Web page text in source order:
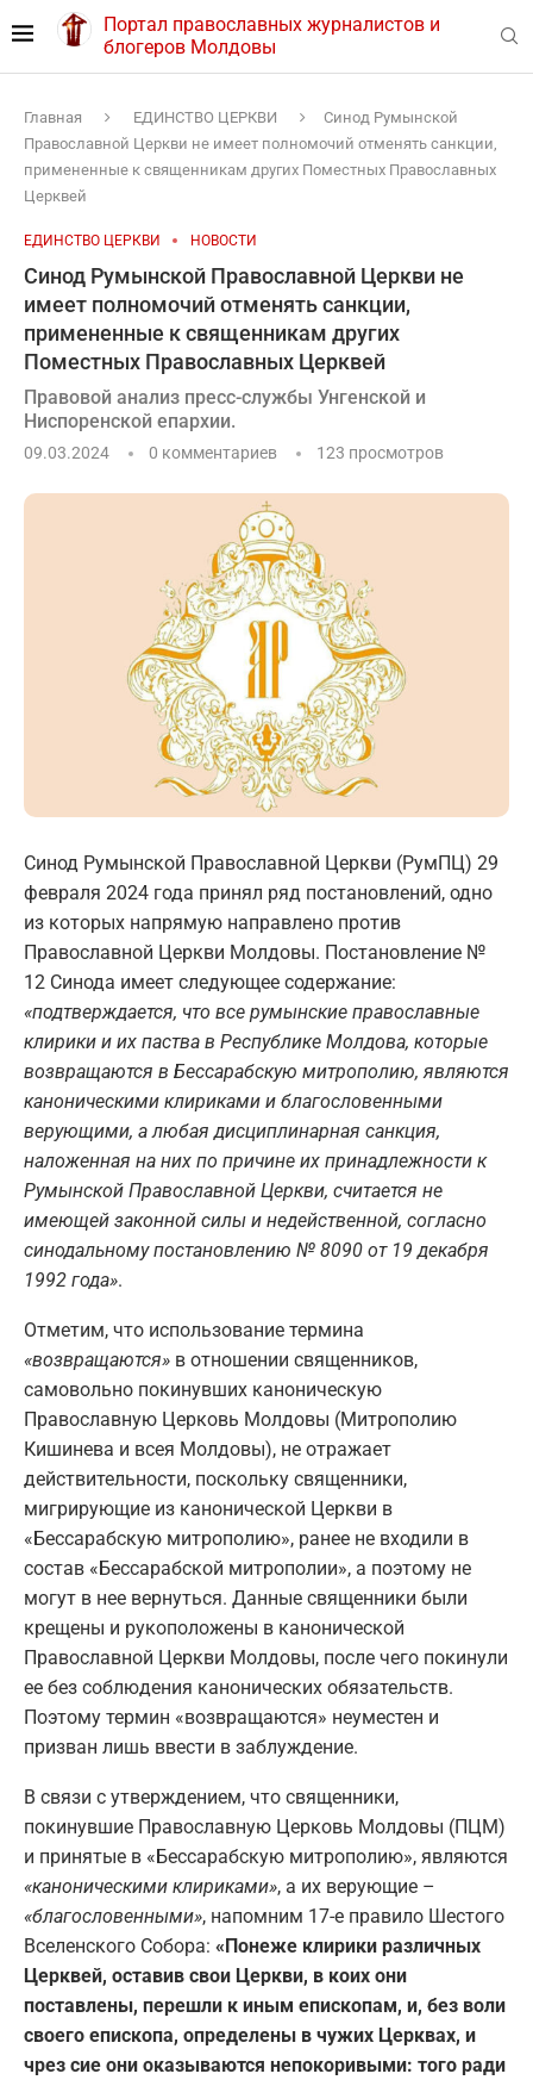
Портал православных журналистов и
блогеров Молдовы
Главная ЕДИНСТВО ЦЕРКВИ
Синод Румынской
Православной Церкви не имеет полномочий отменять санкции,
примененные к священникам других Поместных Православных
Церквей
ЕДИНСТВО ЦЕРКВИ НОВОСТИ
Синод Румынской Православной Церкви не
имеет полномочий отменять санкции,
примененные к священникам других
Поместных Православных Церквей
Правовой анализ пресс-службы Унгенской и
Ниспоренской епархии.
09.03.2024 0 комментариев 123 просмотров
Синод Румынской Православной Церкви (РумПЦ) 29
февраля 2024 года принял ряд постановлений, одно
из которых напрямую направлено против
Православной Церкви Молдовы. Постановление №
12 Синода имеет следующее содержание:
«подтверждается, что все румынские православные
клирики и их паства в Республике Молдова, которые
возвращаются в Бессарабскую митрополию, являются
каноническими клириками и благословенными
верующими, а любая дисциплинарная санкция,
наложенная на них по причине их принадлежности к
Румынской Православной Церкви, считается не
имеющей законной силы и недейственной, согласно
синодальному постановлению № 8090 от 19 декабря
1992 года».
Отметим, что использование термина
«возвращаются» в отношении священников,
самовольно покинувших каноническую
Православную Церковь Молдовы (Митрополию
Кишинева и всея Молдовы), не отражает
действительности, поскольку священники,
мигрирующие из канонической Церкви в
«Бессарабскую митрополию», ранее не входили в
состав «Бессарабской митрополии», а поэтому не
могут в нее вернуться. Данные священники были
крещены и рукоположены в канонической
Православной Церкви Молдовы, после чего покинули
ее без соблюдения канонических обязательств.
Поэтому термин «возвращаются» неуместен и
призван лишь ввести в заблуждение.
В связи с утверждением, что священники,
покинувшие Православную Церковь Молдовы (ПЦМ)
и принятые в «Бессарабскую митрополию», являются
«каноническими клириками», а их верующие –
«благословенными», напомним 17-е правило Шестого
Вселенского Собора: «Понеже клирики различных
Церквей, оставив свои Церкви, в коих они
поставлены, перешли к иным епископам, и, без воли
своего епископа, определены в чужих Церквах, и
чрез сие они оказываются непокоривыми: того ради